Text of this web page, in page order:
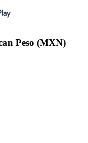
Peso (MXN)